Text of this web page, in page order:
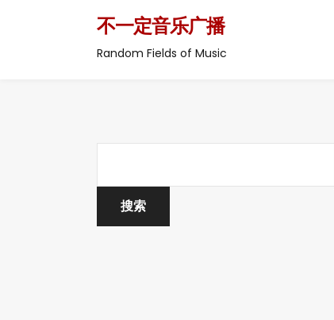
不一定音乐广播
Random Fields of Music